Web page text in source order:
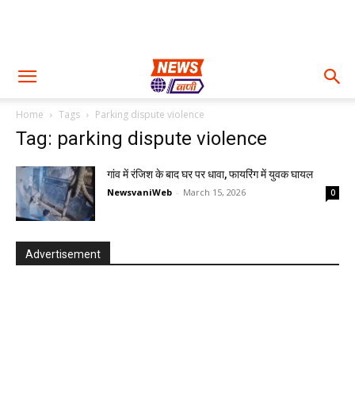
Home Tags Parking dispute violence
Tag: parking dispute violence
गांव में रंजिश के बाद घर पर धावा, फायरिंग में युवक घायल
NewsvaniWeb - March 15, 2026 0
Advertisement